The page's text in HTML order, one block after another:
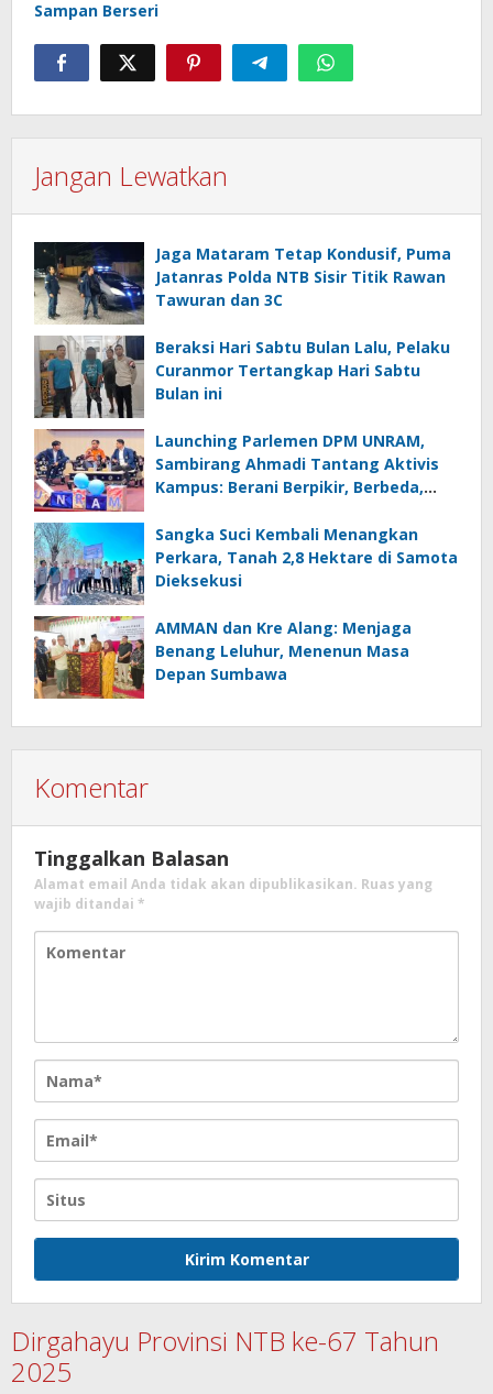
Sampan Berseri
Jangan Lewatkan
Jaga Mataram Tetap Kondusif, Puma
Jatanras Polda NTB Sisir Titik Rawan
Tawuran dan 3C
Beraksi Hari Sabtu Bulan Lalu, Pelaku
Curanmor Tertangkap Hari Sabtu
Bulan ini
Launching Parlemen DPM UNRAM,
Sambirang Ahmadi Tantang Aktivis
Kampus: Berani Berpikir, Berbeda,
Sangka Suci Kembali Menangkan
Perkara, Tanah 2,8 Hektare di Samota
Dieksekusi
AMMAN dan Kre Alang: Menjaga
Benang Leluhur, Menenun Masa
Depan Sumbawa
Komentar
Tinggalkan Balasan
Alamat email Anda tidak akan dipublikasikan. Ruas yang
wajib ditandai *
Dirgahayu Provinsi NTB ke-67 Tahun
2025